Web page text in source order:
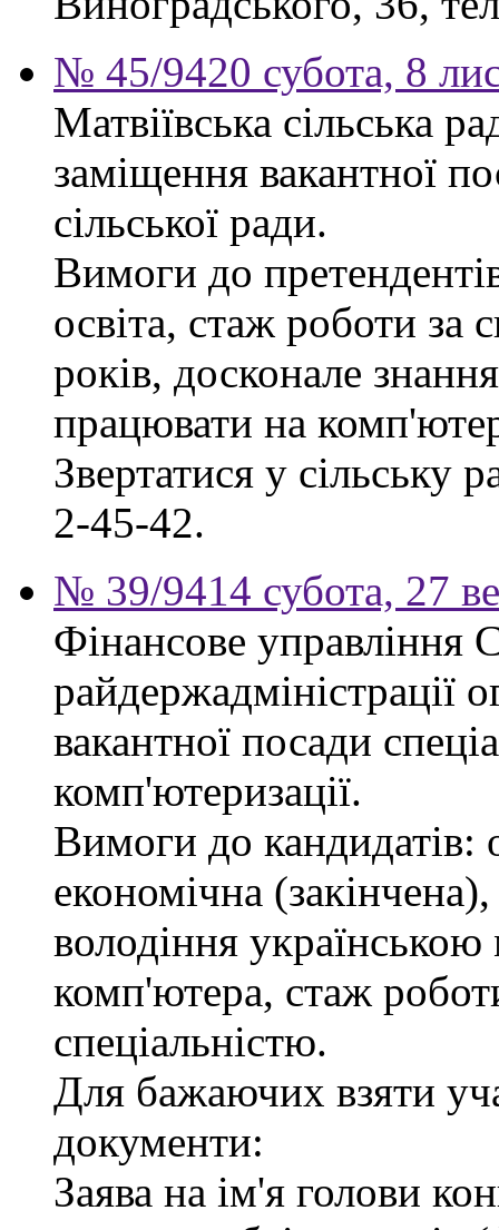
№ 45/9420 субота, 8
Матвіївська сільська
заміщення вакантної
сільської ради.
Вимоги до
освіта, стаж роботи за
років, досконале
працювати на
Звертатися у сільську
2-45-42.
№ 39/9414 субота, 27
Фінансове управління
райдержадміністрації
вакантної посади
комп'ютеризації.
Вимоги до кандидатів:
економічна
володіння
комп'ютера, стаж
спеціальністю.
Для бажаючих взяти
документи:
Заява на ім'я голови